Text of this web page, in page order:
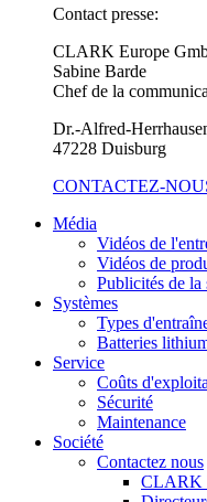
Contact presse:
CLARK Europe
Sabine Barde
Chef de la
Dr.-Alfred-
47228 Duisburg
CONTACTEZ-
Média
Vidéos de
Vidéos de
Publicités de
Systèmes
Types
Batteries
Service
Coûts
Sécurité
Maintenance
Société
Contactez nous
CLARK